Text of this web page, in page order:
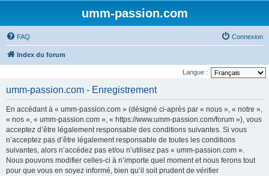
umm-passion.com
FAQ Connexion
Index du forum
Langue :
umm-passion.com - Enregistrement
En accédant à « umm-passion.com » (désigné ci-après par « nous », « notre »,
« nos », « umm-passion.com », « https://www.umm-passion.com/forum »), vous
acceptez d’être légalement responsable des conditions suivantes. Si vous
n’acceptez pas d’être légalement responsable de toutes les conditions
suivantes, alors n’accédez pas et/ou n’utilisez pas « umm-passion.com ».
Nous pouvons modifier celles-ci à n’importe quel moment et nous ferons tout
pour que vous en soyez informé, bien qu’il soit prudent de vérifier